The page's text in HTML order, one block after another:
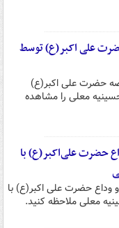
علی اکبر(ع) توسط
حضرت علی اکبر(ع)
معلی را مشاهده
حضرت علی‌اکبر(ع) با
وداع حضرت علی اکبر(ع) با
معلی ملاحظه کنید.